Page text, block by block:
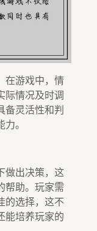
在游戏中，情
际情况及时调
备灵活性和判
。
做出决策，这
帮助。玩家需
的选择，这不
能培养玩家的